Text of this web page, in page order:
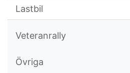
Lastbil
Veteranrally
Övriga